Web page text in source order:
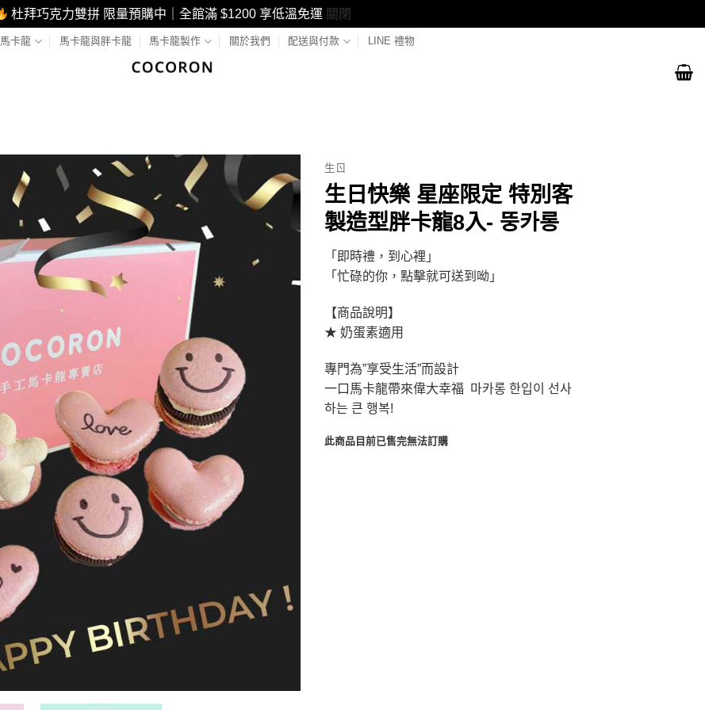
杜拜巧克力雙拼 限量預購中｜全館滿 $1200 享低溫免運 關閉
馬卡龍 馬卡龍與胖卡龍 馬卡龍製作 關於我們 配送與付款 LINE 禮物
生ㄖ
生日快樂 星座限定 特別客
製造型胖卡龍8入- 뚱카롱
「即時禮，到心裡」
「忙碌的你，點擊就可送到呦」
【商品說明】
★ 奶蛋素適用
專門為”享受生活”而設計
一口馬卡龍帶來偉大幸福 마카롱 한입이 선사
하는 큰 행복!
此商品目前已售完無法訂購